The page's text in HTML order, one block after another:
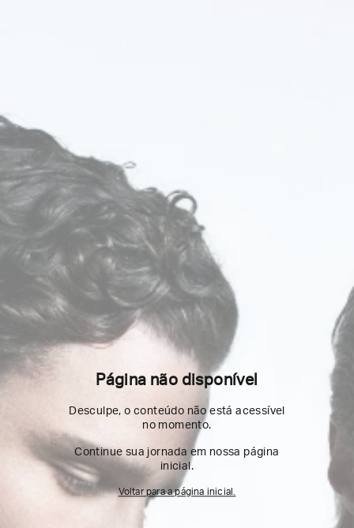
Página não disponível
Desculpe, o conteúdo não está acessível
no momento.
Continue sua jornada em nossa página
inicial.
Voltar para a página inicial.